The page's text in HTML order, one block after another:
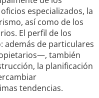
especializados, la
así como de los
El perfil de los
además de particulares
también
la planificación
tendencias.